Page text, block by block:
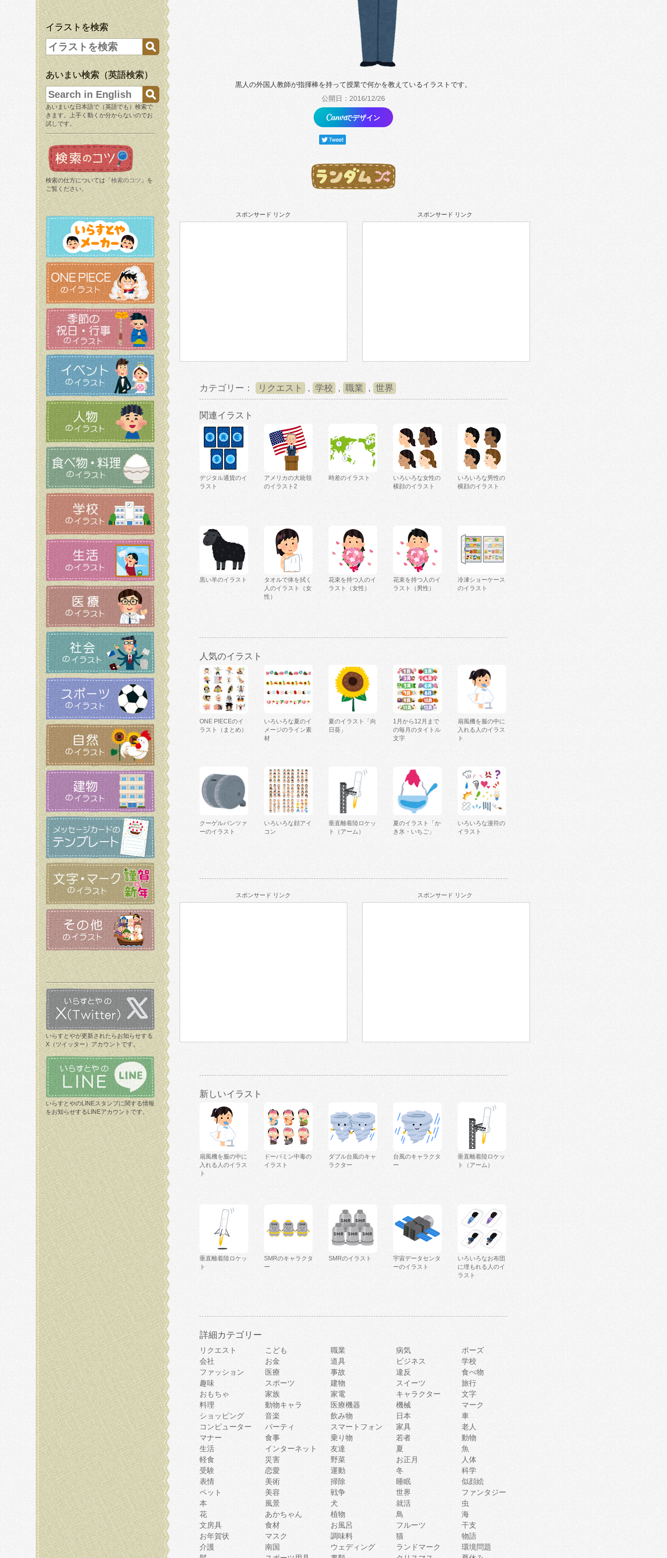
イラストを検索
あいまい検索（英語検索）
あいまいな日本語で（英語でも）検索で
きます。上手く動くか分からないのでお
試しです。
検索の仕方については「 検索のコツ 」を
ご覧ください。
いらすとやが更新されたらお知らせする
X（ツイッター）アカウントです。
いらすとやのLINEスタンプに関する情報
をお知らせするLINEアカウントです。
黒人の外国人教師が指揮棒を持って授業で何かを教えているイラストです。
公開日：2016/12/26
でデザイン
スポンサード リンク スポンサード リンク
カテゴリー： リクエスト , 学校 , 職業 , 世界
関連イラスト
デジタル通貨のイ
ラスト
アメリカの大統領
のイラスト2
時差のイラスト
いろいろな女性の
横顔のイラスト
いろいろな男性の
横顔のイラスト
黒い羊のイラスト
タオルで体を拭く
人のイラスト（女
性）
花束を持つ人のイ
ラスト（女性）
花束を持つ人のイ
ラスト（男性）
冷凍ショーケース
のイラスト
人気のイラスト
ONE PIECEのイ
ラスト（まとめ）
いろいろな夏のイ
メージのライン素
材
夏のイラスト「向
日葵」
1月から12月まで
の毎月のタイトル
文字
扇風機を服の中に
入れる人のイラス
ト
クーゲルパンツァ
ーのイラスト
いろいろな顔アイ
コン
垂直離着陸ロケッ
ト（アーム）
夏のイラスト「か
き氷・いちご」
いろいろな漫符の
イラスト
スポンサード リンク スポンサード リンク
新しいイラスト
扇風機を服の中に
入れる人のイラス
ト
ドーパミン中毒の
イラスト
ダブル台風のキャ
ラクター
台風のキャラクタ
ー
垂直離着陸ロケッ
ト（アーム）
垂直離着陸ロケッ
ト
SMRのキャラクタ
ー
SMRのイラスト
宇宙データセンタ
ーのイラスト
いろいろなお布団
に埋もれる人のイ
ラスト
詳細カテゴリー
リクエスト こども 職業 病気
ポーズ
会社
お金 道具 ビジネス
学校
ファッション
医療 事故 違反
食べ物
趣味
スポーツ 建物 スイーツ
旅行
おもちゃ
家族 家電 キャラクター
文字
料理
動物キャラ 医療機器 機械
マーク
ショッピング
音楽 飲み物 日本
車
コンピューター
パーティ スマートフォン 家具
老人
マナー
食事 乗り物 若者
動物
生活
インターネット 友達 夏
魚
軽食
災害 野菜 お正月
人体
受験
恋愛 運動 冬
科学
表情
美術 掃除 睡眠
似顔絵
ペット
美容 戦争 世界
ファンタジー
本
風景 犬 就活
虫
花
あかちゃん 植物 鳥
海
文房具
食材 お風呂 フルーツ
干支
お年賀状
マスク 調味料 猫
物語
介護
南国 ウェディング ランドマーク
環境問題